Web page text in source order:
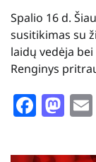
Spalio 16 d.
susitikimas su
laidų vedėja
Renginys